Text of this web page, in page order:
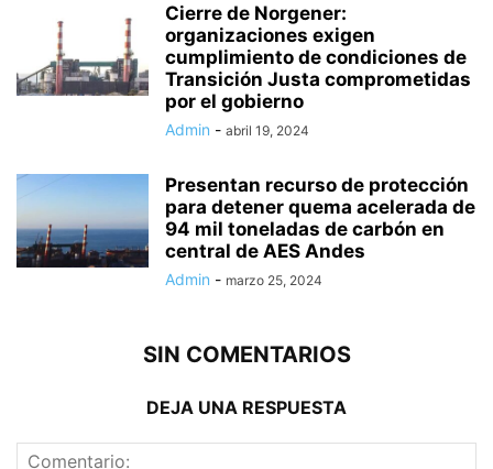
Cierre de Norgener:
organizaciones exigen
cumplimiento de condiciones de
Transición Justa comprometidas
por el gobierno
Admin - abril 19, 2024
Presentan recurso de protección
para detener quema acelerada de
94 mil toneladas de carbón en
central de AES Andes
Admin - marzo 25, 2024
SIN COMENTARIOS
DEJA UNA RESPUESTA